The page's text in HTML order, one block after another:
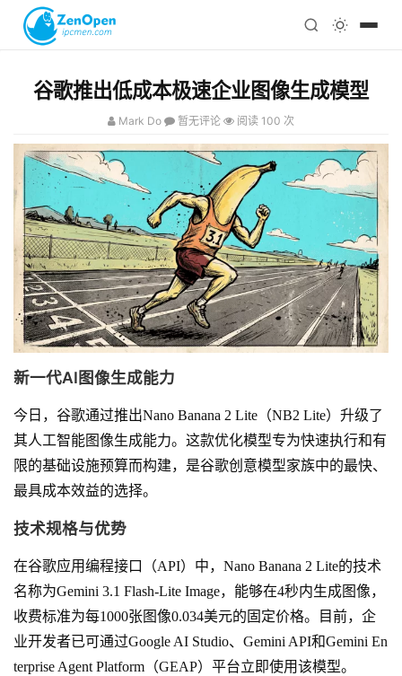
科技
心理
注册
谷歌推出低成本极速企业图像生成模型
Mark Do 暂无评论 阅读 100 次
新一代AI图像生成能力
今日，谷歌通过推出Nano Banana 2 Lite（NB2 Lite）升级了
其人工智能图像生成能力。这款优化模型专为快速执行和有
限的基础设施预算而构建，是谷歌创意模型家族中的最快、
最具成本效益的选择。
技术规格与优势
在谷歌应用编程接口（API）中，Nano Banana 2 Lite的技术
名称为Gemini 3.1 Flash-Lite Image，能够在4秒内生成图像，
收费标准为每1000张图像0.034美元的固定价格。目前，企
业开发者已可通过Google AI Studio、Gemini API和Gemini En
terprise Agent Platform（GEAP）平台立即使用该模型。